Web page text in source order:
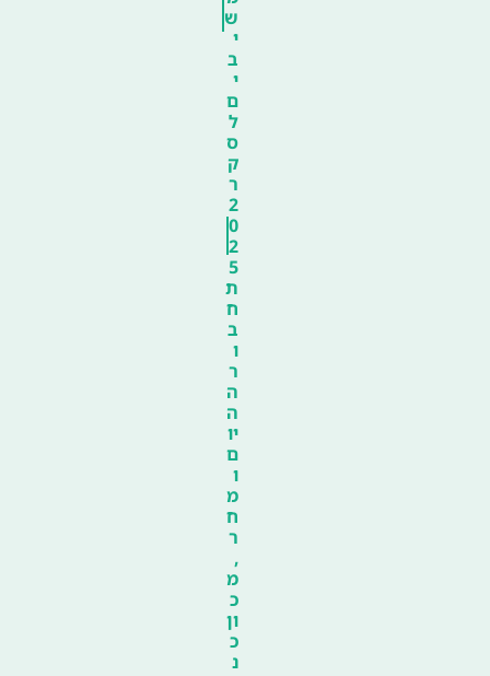
ש
י
ב
י
ם
ל
ס
ק
ר
2
0
2
5
ת
ח
ב
ו
ר
ה
ה
יו
ם
ו
מ
ח
ר
,
מ
כ
ון
כ
נ